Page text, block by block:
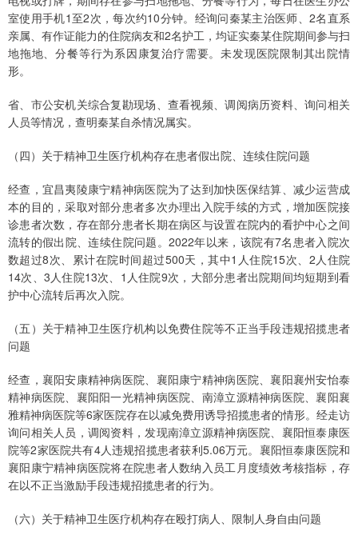
室使用手机1至2次，每次约10分钟。经询问秦某主治医师、2名直系
亲属、有作证能力的住院病友和2名护工，均证实秦某住院期间参与扫
地拖地、分餐等行为系因康复治疗需要。未发现医院限制其出院情
形。
省、市公安机关综合复勘现场、查看视频、调阅病历资料、询问相关
人员等情况，查明秦某自杀情况属实。
（四）关于精神卫生医疗机构存在患者假出院、连续住院问题
经查，宜昌夷陵康宁精神病医院为了达到加快医保结算、减少运营成
本的目的，采取对部分患者多次办理出入院手续的方式，增加医院接
诊患者次数，存在部分患者长期在病区与设置在院内的看护中心之间
流转的假出院、连续住院问题。2022年以来，该院有7名患者入院次
数超过8次、累计在院时间超过500天，其中1人住院15次、2人住院
14次、3人住院13次、1人住院9次，大部分患者出院期间均短期到看
护中心流转后再次入院。
（五）关于精神卫生医疗机构以免费住院等不正当手段违规招揽患者
问题
经查，襄阳安康精神病医院、襄阳康宁精神病医院、襄阳襄州安怡泰
精神病医院、襄阳阳一光精神病医院、南漳立源精神病医院、襄阳襄
雅精神病医院等6家医院存在以减免费用诱导招揽患者的情形。经走访
询问相关人员，调阅资料，发现南漳立源精神病医院、襄阳恒泰康医
院等2家医院共有4人违规招揽患者获利5.06万元。襄阳恒泰康医院和
襄阳康宁精神病医院将在院患者人数纳入员工月度绩效考核指标，存
在以不正当激励手段违规招揽患者的行为。
（六）关于精神卫生医疗机构存在殴打病人、限制人身自由问题